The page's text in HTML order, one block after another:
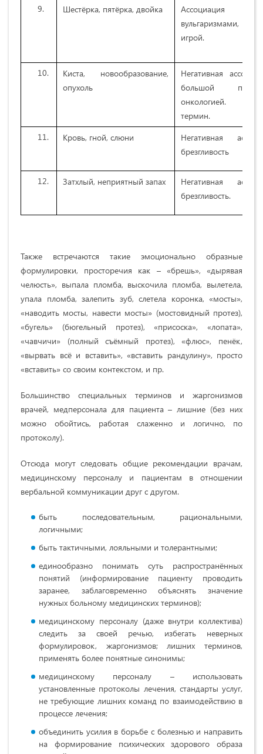
Шестёрка, пятёрка, двойка
вульгаризмами,
игрой.
Киста, новообразование,
опухоль
Негативная
большой
онкологией.
термин.
Кровь, гной, слюни
Негативная
брезгливость
Затхлый, неприятный запах
Негативная
брезгливость.
Также встречаются такие эмоционально образные
формулировки, просторечия как – «брешь», «дырявая
челюсть», выпала пломба, выскочила пломба, вылетела,
упала пломба, залепить зуб, слетела коронка, «мосты»,
«наводить мосты, навести мосты» (мостовидный протез),
«бугель» (бюгельный протез), «присоска», «лопата»,
«чавчичи» (полный съёмный протез), «флюс», пенёк,
«вырвать всё и вставить», «вставить рандулину», просто
«вставить» со своим контекстом, и пр.
Большинство специальных терминов и жаргонизмов
врачей, медперсонала для пациента – лишние (без них
можно обойтись, работая слаженно и логично, по
протоколу).
Отсюда могут следовать общие рекомендации врачам,
медицинскому персоналу и пациентам в отношении
вербальной коммуникации друг с другом.
быть последовательным, рациональными,
логичными;
быть тактичными, лояльными и толерантными;
единообразно понимать суть распространённых
понятий (информирование пациенту проводить
заранее, заблаговременно объяснять значение
нужных больному медицинских терминов);
медицинскому персоналу (даже внутри коллектива)
следить за своей речью, избегать неверных
формулировок, жаргонизмов; лишних терминов,
применять более понятные синонимы;
медицинскому персоналу – использовать
установленные протоколы лечения, стандарты услуг,
не требующие лишних команд по взаимодействию в
процессе лечения;
объединить усилия в борьбе с болезнью и направить
на формирование психических здорового образа